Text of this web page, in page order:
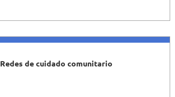
Redes de cuidado comunitario